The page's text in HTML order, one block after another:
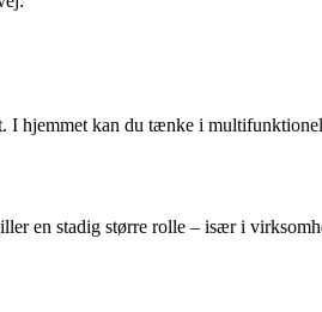
hjemmet kan du tænke i
en stadig større rolle – især i